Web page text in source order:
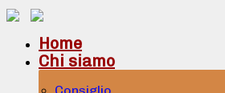
Home
Chi siamo